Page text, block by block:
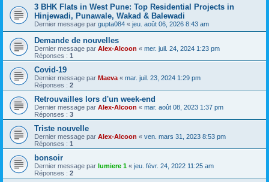
3 BHK Flats in West Pune: Top Residential Projects in
Hinjewadi, Punawale, Wakad & Balewadi
Dernier message par gupta084 « jeu. août 06, 2026 8:43 am
Demande de nouvelles
Dernier message par Alex-Alcoon « mer. juil. 24, 2024 1:23 pm
Réponses : 1
Covid-19
Dernier message par Maeva « mar. juil. 23, 2024 1:29 pm
Réponses : 2
Retrouvailles lors d'un week-end
Dernier message par Alex-Alcoon « mar. août 08, 2023 1:37 pm
Réponses : 3
Triste nouvelle
Dernier message par Alex-Alcoon « ven. mars 31, 2023 8:53 pm
Réponses : 1
bonsoir
Dernier message par lumiere 1 « jeu. févr. 24, 2022 11:25 am
Réponses : 2